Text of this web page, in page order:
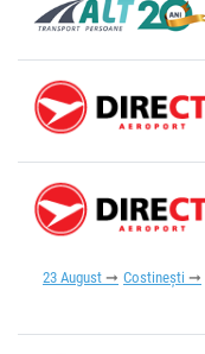
23 August
Costinești